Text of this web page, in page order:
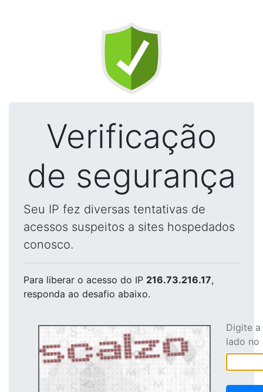
Verificação
de segurança
Seu IP fez diversas tentativas de
acessos suspeitos a sites hospedados
conosco.
Para liberar o acesso do IP 216.73.216.17,
responda ao desafio abaixo.
Digite
lado no